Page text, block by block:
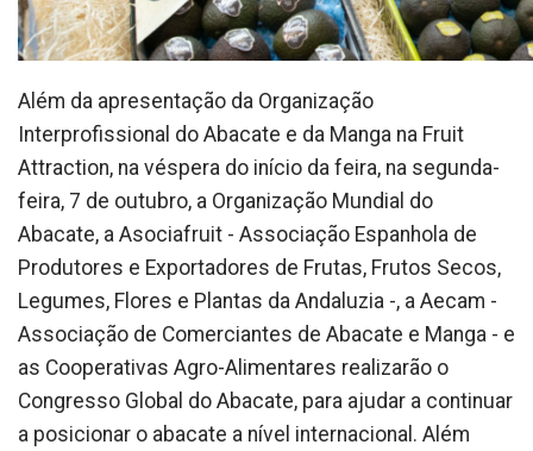
Além da apresentação da Organização
Interprofissional do Abacate e da Manga na Fruit
Attraction, na véspera do início da feira, na segunda-
feira, 7 de outubro, a Organização Mundial do
Abacate, a Asociafruit - Associação Espanhola de
Produtores e Exportadores de Frutas, Frutos Secos,
Legumes, Flores e Plantas da Andaluzia -, a Aecam -
Associação de Comerciantes de Abacate e Manga - e
as Cooperativas Agro-Alimentares realizarão o
Congresso Global do Abacate, para ajudar a continuar
a posicionar o abacate a nível internacional. Além